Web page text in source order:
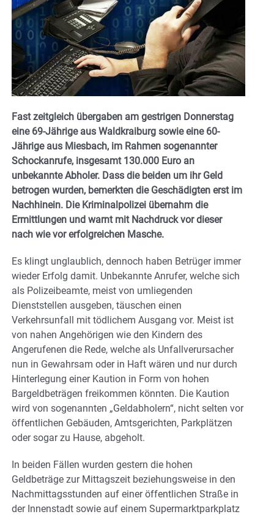
Fast zeitgleich übergaben am gestrigen Donnerstag
eine 69-Jährige aus Waldkraiburg sowie eine 60-
Jährige aus Miesbach, im Rahmen sogenannter
Schockanrufe, insgesamt 130.000 Euro an
unbekannte Abholer. Dass die beiden um ihr Geld
betrogen wurden, bemerkten die Geschädigten erst im
Nachhinein. Die Kriminalpolizei übernahm die
Ermittlungen und warnt mit Nachdruck vor dieser
nach wie vor erfolgreichen Masche.
Es klingt unglaublich, dennoch haben Betrüger immer
wieder Erfolg damit. Unbekannte Anrufer, welche sich
als Polizeibeamte, meist von umliegenden
Dienststellen ausgeben, täuschen einen
Verkehrsunfall mit tödlichem Ausgang vor. Meist ist
von nahen Angehörigen wie den Kindern des
Angerufenen die Rede, welche als Unfallverursacher
nun in Gewahrsam oder in Haft wären und nur durch
Hinterlegung einer Kaution in Form von hohen
Bargeldbeträgen freikommen könnten. Die Kaution
wird von sogenannten „Geldabholern“, nicht selten vor
öffentlichen Gebäuden, Amtsgerichten, Parkplätzen
oder sogar zu Hause, abgeholt.
In beiden Fällen wurden gestern die hohen
Geldbeträge zur Mittagszeit beziehungsweise in den
Nachmittagsstunden auf einer öffentlichen Straße in
der Innenstadt sowie auf einem Supermarktparkplatz